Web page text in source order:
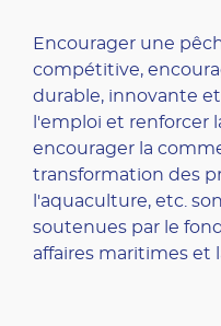
Encourager une
compétitive,
durable, innovante
l'emploi et renforcer
encourager la
transformation des
l'aquaculture, etc.
soutenues par le
affaires maritimes et